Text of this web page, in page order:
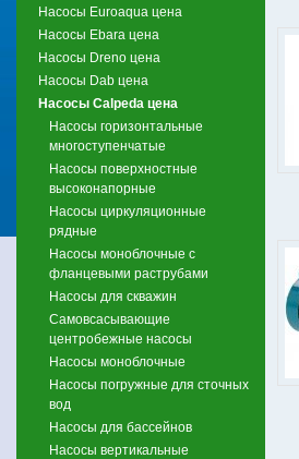
Насосы Euroaqua цена
Насосы Ebara цена
Насосы Dreno цена
Насосы Dab цена
Насосы Calpeda цена
Насосы горизонтальные
многоступенчатые
Насосы поверхностные
высоконапорные
Насосы циркуляционные
рядные
Насосы моноблочные с
фланцевыми раструбами
Насосы для скважин
Самовсасывающие
центробежные насосы
Насосы моноблочные
Насосы погружные для сточных
вод
Насосы для бассейнов
Насосы вертикальные